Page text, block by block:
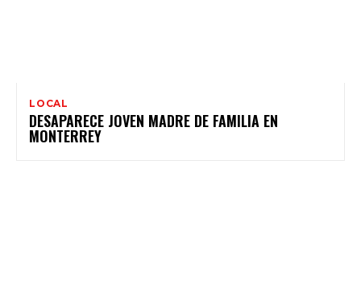
LOCAL
DESAPARECE JOVEN MADRE DE FAMILIA EN
MONTERREY